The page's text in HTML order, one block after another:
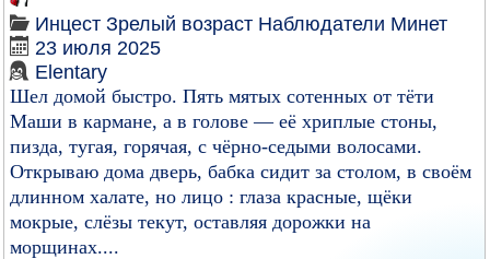
Инцест Зрелый возраст Наблюдатели Минет
23 июля 2025
Elentary
Шел домой быстро. Пять мятых сотенных от тёти
Маши в кармане, а в голове — её хриплые стоны,
пизда, тугая, горячая, с чёрно-седыми волосами.
Открываю дома дверь, бабка сидит за столом, в своём
длинном халате, но лицо : глаза красные, щёки
мокрые, слёзы текут, оставляя дорожки на
морщинах....